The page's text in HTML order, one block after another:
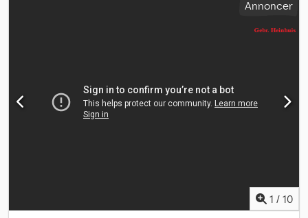
forretningsbetingelser gælder for alle annoncer, tilbud og
eksportpriser, netto. = Yderligere oplysninger = Byggeår: 2012
Drivmiddel: Hjul Totalvægt: 3.500 kg CE-mærkning: ja =
Annoncer
1 / 10